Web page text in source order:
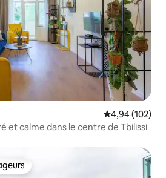
Note
4,94 (102)
calme dans le centre de Tbilissi
parmi les plus aimés